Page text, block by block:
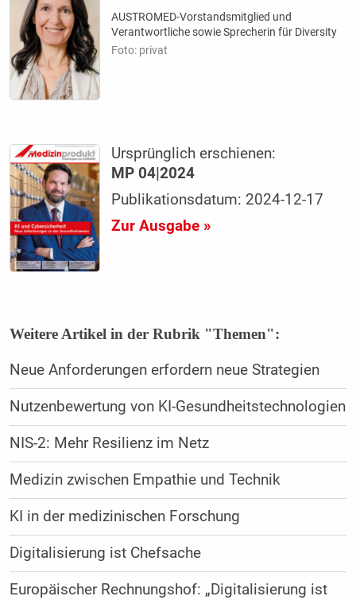
AUSTROMED-Vorstandsmitglied und
Verantwortliche sowie Sprecherin für Diversity
Foto: privat
Ursprünglich erschienen:
MP 04|2024
Publikationsdatum: 2024-12-17
Zur Ausgabe »
Weitere Artikel in der Rubrik "Themen":
Neue Anforderungen erfordern neue Strategien
Nutzenbewertung von KI-Gesundheitstechnologien
NIS-2: Mehr Resilienz im Netz
Medizin zwischen Empathie und Technik
KI in der medizinischen Forschung
Digitalisierung ist Chefsache
Europäischer Rechnungshof: „Digitalisierung ist